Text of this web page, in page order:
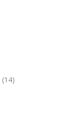
(14)